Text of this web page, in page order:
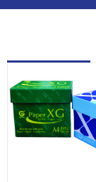
Giấy In,
0 đ